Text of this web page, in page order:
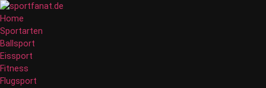
Home
Sportarten
Ballsport
Eissport
Fitness
Flugsport